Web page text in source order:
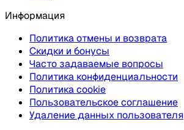
Информация
Политика отмены и возврата
Скидки и бонусы
Часто задаваемые вопросы
Политика конфиденциальности
Политика cookie
Пользовательское соглашение
Удаление данных пользователя